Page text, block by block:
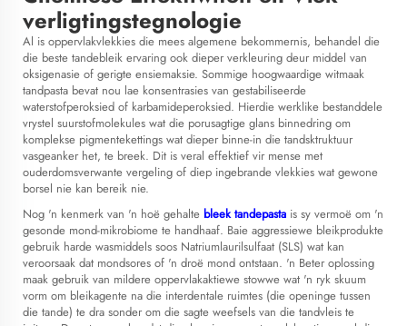
verligtingstegnologie
Al is oppervlakvlekkies die mees algemene bekommernis, behandel die
die beste tandebleik ervaring ook dieper verkleuring deur middel van
oksigenasie of gerigte ensiemaksie. Sommige hoogwaardige witmaak
tandpasta bevat nou lae konsentrasies van gestabiliseerde
waterstofperoksied of karbamideperoksied. Hierdie werklike bestanddele
vrystel suurstofmolekules wat die porusagtige glans binnedring om
komplekse pigmentekettings wat dieper binne-in die tandsktruktuur
vasgeanker het, te breek. Dit is veral effektief vir mense met
ouderdomsverwante vergeling of diep ingebrande vlekkies wat gewone
borsel nie kan bereik nie.
Nog 'n kenmerk van 'n hoë gehalte bleek tandepasta is sy vermoë om 'n
gesonde mond-mikrobiome te handhaaf. Baie aggressiewe bleikprodukte
gebruik harde wasmiddels soos Natriumlaurilsulfaat (SLS) wat kan
veroorsaak dat mondsores of 'n droë mond ontstaan. 'n Beter oplossing
maak gebruik van mildere oppervlakaktiewe stowwe wat 'n ryk skuum
vorm om bleikagente na die interdentale ruimtes (die openinge tussen
die tande) te dra sonder om die sagte weefsels van die tandvleis te